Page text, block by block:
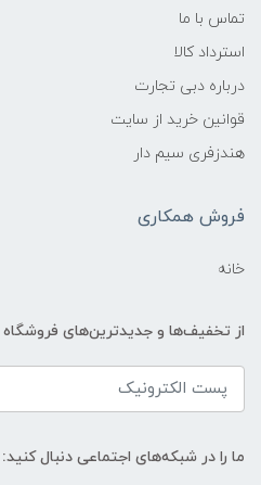
تماس با ما
استرداد کالا
درباره دبی تجارت
قوانین خرید از سایت
هندزفری سیم دار
فروش همکاری
خانه
از تخفیف‌ها و جدیدترین‌های فروشگاه
ما را در شبکه‌های اجتماعی دنبال کنید: